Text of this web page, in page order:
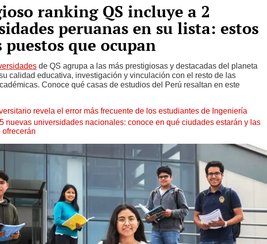
ranking QS incluye a 2
peruanas en su lista: estos
puestos que ocupan
de QS agrupa a las más prestigiosas y destacadas del planeta
calidad educativa, investigación y vinculación con el resto de las
Conoce qué casas de estudios del Perú resaltan en este
revela el error más frecuente de los estudiantes de Ingeniería
nuevas universidades nacionales: conoce en qué ciudades estarán y las
ofrecerán